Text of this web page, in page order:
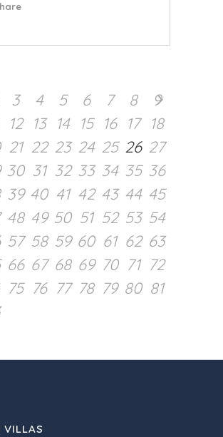
3 4 5 6 7 8
9
12 13 14 15 16 17
18
21 22 23 24 25 26 27
30 31 32 33 34 35 36
39 40 41 42 43 44 45
48 49 50 51 52 53 54
57 58 59 60 61 62 63
66 67 68 69 70 71 72
75 76 77 78 79 80 81
VILLAS